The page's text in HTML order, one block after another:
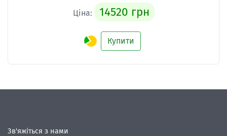
Ціна: 14520 грн
Купити
Зв'яжіться з нами